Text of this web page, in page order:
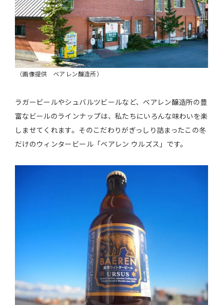
（画像提供 ベアレン醸造所）
ラガービールやシュバルツビールなど、ベアレン醸造所の豊
富なビールのラインナップは、私たちにいろんな味わいを楽
しませてくれます。そのこだわりがぎっしり詰まったこの冬
だけのウィンタービール「ベアレン ウルズス」です。